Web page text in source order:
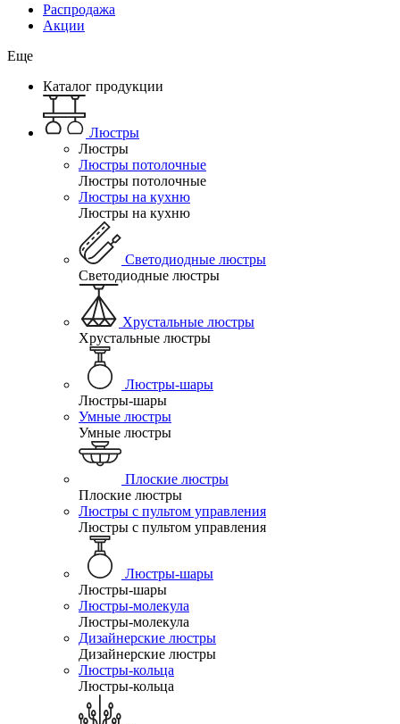
Распродажа
Акции
Еще
Каталог продукции
Люстры
Люстры
Люстры потолочные
Люстры потолочные
Люстры на кухню
Люстры на кухню
Светодиодные люстры
Светодиодные люстры
Хрустальные люстры
Хрустальные люстры
Люстры-шары
Люстры-шары
Умные люстры
Умные люстры
Плоские люстры
Плоские люстры
Люстры с пультом управления
Люстры с пультом управления
Люстры-шары
Люстры-шары
Люстры-молекула
Люстры-молекула
Дизайнерские люстры
Дизайнерские люстры
Люстры-кольца
Люстры-кольца